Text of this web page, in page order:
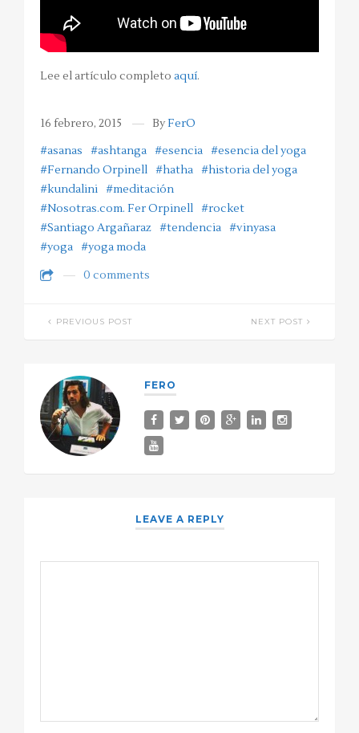
Lee el artículo completo aquí.
16 febrero, 2015 ByFerO
#asanas
#ashtanga #esencia #esencia del yoga
#Fernando Orpinell #hatha #historia del yoga
#kundalini #meditación
#Nosotras.com. Fer Orpinell #rocket
#Santiago Argañaraz #tendencia #vinyasa
#yoga #yoga moda
0 comments
PREVIOUS POST NEXT POST
FERO
LEAVE A REPLY